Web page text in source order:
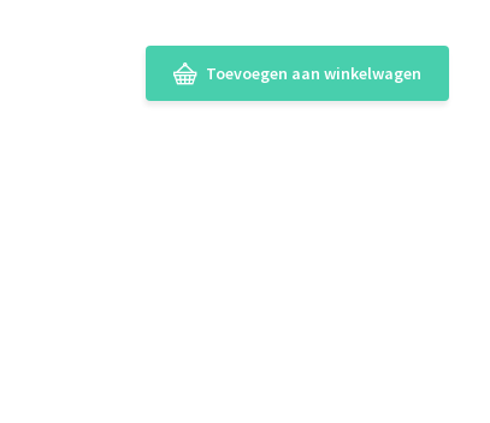
Toevoegen aan winkelwagen